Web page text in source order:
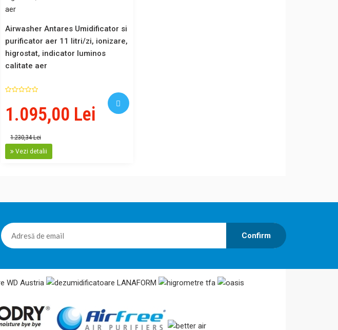
Airwasher Antares Umidificator si
purificator aer 11 litri/zi, ionizare,
higrostat, indicator luminos
calitate aer
1.095,00 Lei
1.230,34 Lei
Vezi detalii
Confirm